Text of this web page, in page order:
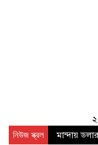
নিউজ স্ক্রল মান্দায়